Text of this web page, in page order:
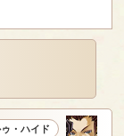
・ハイド